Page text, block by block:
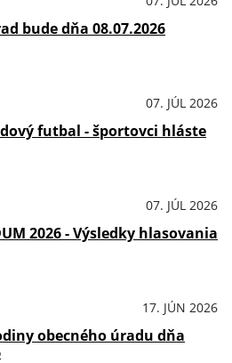
bude dňa 08.07.2026
07. JÚL 2026
futbal - športovci hláste
07. JÚL 2026
2026 - Výsledky hlasovania
17. JÚN 2026
obecného úradu dňa